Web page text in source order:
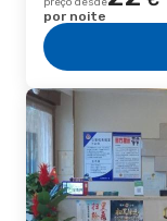
por noite